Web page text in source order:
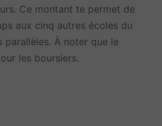
Ce montant te permet de
aux cinq autres écoles du
parallèles. À noter que le
les boursiers.